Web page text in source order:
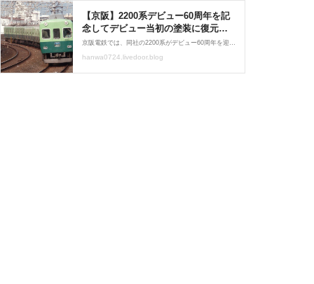
【京阪】2200系デビュー60周年を記
念してデビュー当初の塗装に復元
（2024.7.27〜） : 阪和線の沿線から 京阪電鉄では、同社の2200系がデビュー60周年を迎えるにあたり、デビュー当時の塗装に復元するなどの記念企画を実施することを発表しました。 2200系デビュー60周年記念企画を実施します 〜1988(昭和63)年当時の車体外観に復元〜｜京阪電鉄 概要は以下のとおりです。 【リ
hanwa0724.livedoor.blog